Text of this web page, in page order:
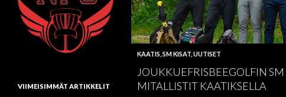
KAATIS SM KISAT UUTISET
JOUKKUEFRISBEEGOLFIN SM
MITALLISTIT KAATIKSELLA
VIIMEISIMMÄT ARTIKKELIT